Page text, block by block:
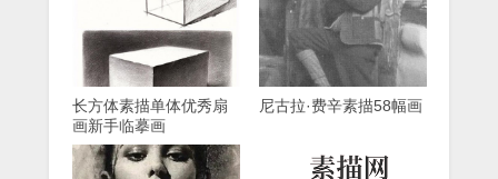
长方体素描单体优秀扇
画新手临摹画
尼古拉·费辛素描58幅画